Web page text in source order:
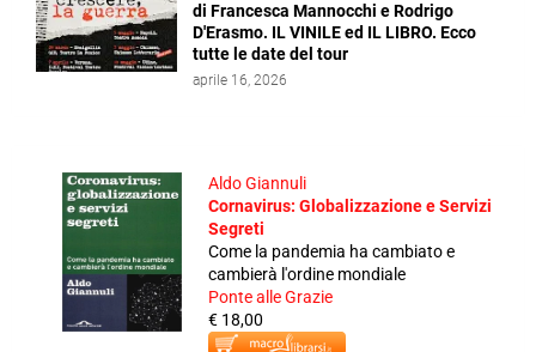
di Francesca Mannocchi e Rodrigo
D'Erasmo. IL VINILE ed IL LIBRO. Ecco
tutte le date del tour
aprile 16, 2026
Aldo Giannuli
Cornavirus: Globalizzazione e Servizi
Segreti
Come la pandemia ha cambiato e
cambierà l'ordine mondiale
Ponte alle Grazie
€ 18,00